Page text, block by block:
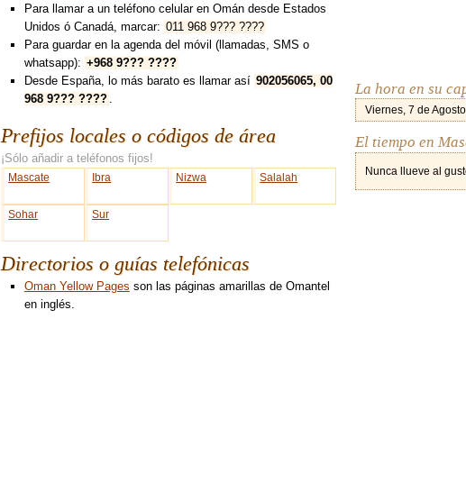
La hora en su
Viernes, 7 de
El tiempo en
Nunca llueve al
Para llamar a un teléfono celular en Omán desde Estados
Unidos ó Canadá, marcar: 011 968 9??? ????
Para guardar en la agenda del móvil (llamadas, SMS o
whatsapp): +968 9??? ????
Desde España, lo más barato es llamar así 902056065, 00
968 9??? ????
Prefijos locales o códigos de área
¡Sólo añadir a teléfonos fijos!
Mascate Ibra Nizwa Salalah
Sohar Sur
Directorios o guías telefónicas
Oman Yellow Pages son las páginas amarillas de Omantel
en inglés.